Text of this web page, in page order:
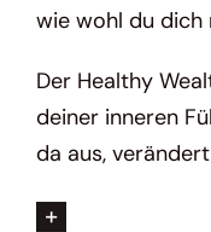
wie wohl du
Der Healthy
deiner inneren
da aus,